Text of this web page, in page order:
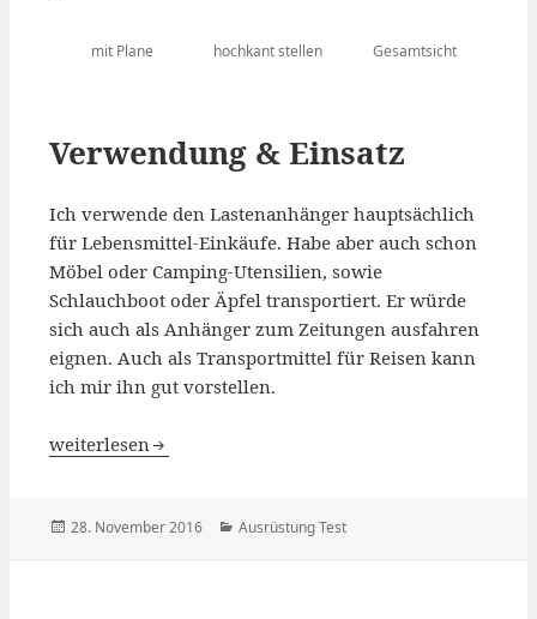
mit Plane hochkant stellen Gesamtsicht
Verwendung & Einsatz
Ich verwende den Lastenanhänger hauptsächlich
für Lebensmittel-Einkäufe. Habe aber auch schon
Möbel oder Camping-Utensilien, sowie
Schlauchboot oder Äpfel transportiert. Er würde
sich auch als Anhänger zum Zeitungen ausfahren
eignen. Auch als Transportmittel für Reisen kann
ich mir ihn gut vorstellen.
Test: vidaXL Fahrradanhänger – meine Erfahrung
weiterlesen
Veröffentlicht
28. November 2016 Kategorien
Ausrüstung Test